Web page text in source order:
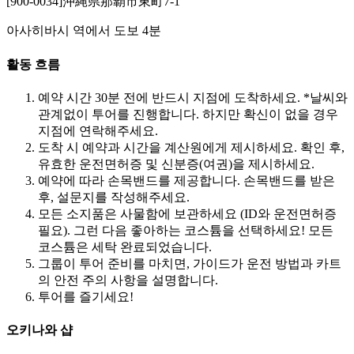
아사히바시 역에서 도보 4분
활동 흐름
예약 시간 30분 전에 반드시 지점에 도착하세요. *날씨와
관계없이 투어를 진행합니다. 하지만 확신이 없을 경우
지점에 연락해주세요.
도착 시 예약과 시간을 계산원에게 제시하세요. 확인 후,
유효한 운전면허증 및 신분증(여권)을 제시하세요.
예약에 따라 손목밴드를 제공합니다. 손목밴드를 받은
후, 설문지를 작성해주세요.
모든 소지품은 사물함에 보관하세요 (ID와 운전면허증
필요). 그런 다음 좋아하는 코스튬을 선택하세요! 모든
코스튬은 세탁 완료되었습니다.
그룹이 투어 준비를 마치면, 가이드가 운전 방법과 카트
의 안전 주의 사항을 설명합니다.
투어를 즐기세요!
오키나와 샵